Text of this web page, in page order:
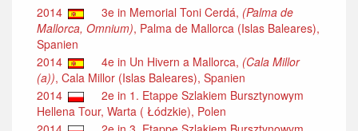
2014 3e in Memorial Toni Cerdá, (Palma de
Mallorca, Omnium), Palma de Mallorca (Islas Baleares),
Spanien
2014
4e in Un Hivern a Mallorca, (Cala Millor
(a)), Cala Millor (Islas Baleares), Spanien
2014
2e in 1. Etappe Szlakiem Bursztynowym
Hellena Tour, Warta ( Łódzkie), Polen